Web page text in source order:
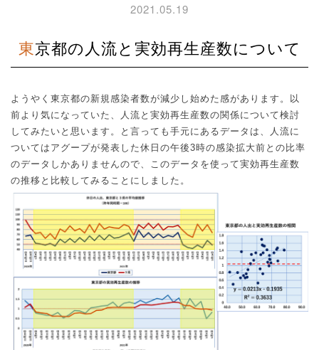
2021.05.19
東京都の人流と実効再生産数について
ようやく東京都の新規感染者数が減少し始めた感があります。以
前より気になっていた、人流と実効再生産数の関係について検討
してみたいと思います。と言っても手元にあるデータは、人流に
ついてはアグープが発表した休日の午後3時の感染拡大前との比率
のデータしかありませんので、このデータを使って実効再生産数
の推移と比較してみることにしました。